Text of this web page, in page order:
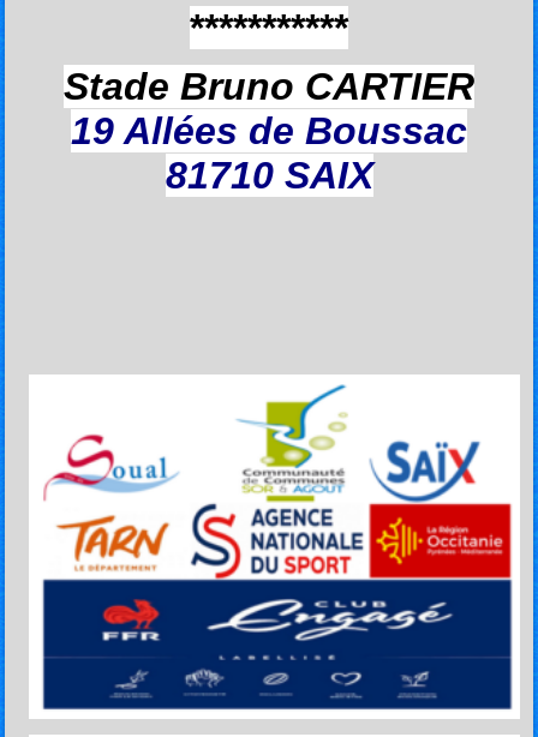
***********
Stade Bruno CARTIER
19 Allées de Boussac
81710 SAIX